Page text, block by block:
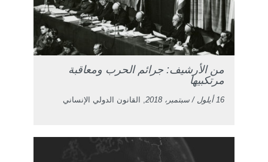
من الأرشيف: جرائم الحرب ومعاقبة
مرتكبيها
16 أيلول / سبتمبر، 2018 , القانون الدولي الإنساني